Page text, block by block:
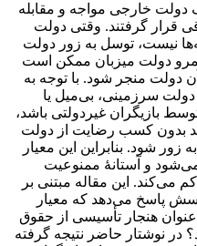
دولت خارجی مواجه و مقابله
قرار گرفتند. وقتی دولت
نیست، توسل به زور دولت
دولت میزبان ممکن است
دولت منجر شود. با توجه به
دولت سرزمینی، بی‌میل یا
بازیگران غیردولتی باشد،
بدون کسب رضایت از دولت
شود. بنابراین این معیار
و آستانۀ ممنوعیت
می‌کند. این مقاله مبتنی بر
پاسخ می‌دهد که معیار
هنجار تأسیسی از حقوق
در نوشتار حاضر نتیجه گرفته